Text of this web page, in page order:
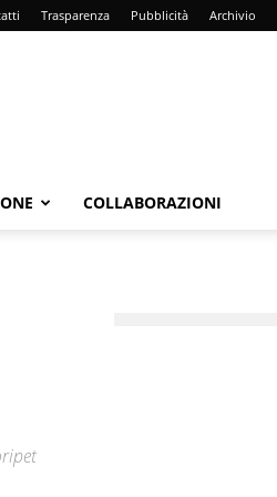
Trasparenza Pubblicità Archivio
COLLABORAZIONI